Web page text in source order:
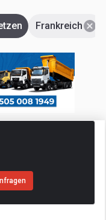
Frankreich